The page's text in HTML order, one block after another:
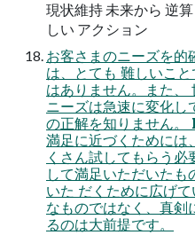
現状維持 未来から 逆
しい アクション
お客さまのニーズを的
は、とても 難しいこ
はありません。また、
ニーズは急速に変化し
の正解を知りません
満足に近づくためには
くさん試してもらう
して満足いただいたも
いた だくために広げ
なものではなく、真剣
るのは大前提です。